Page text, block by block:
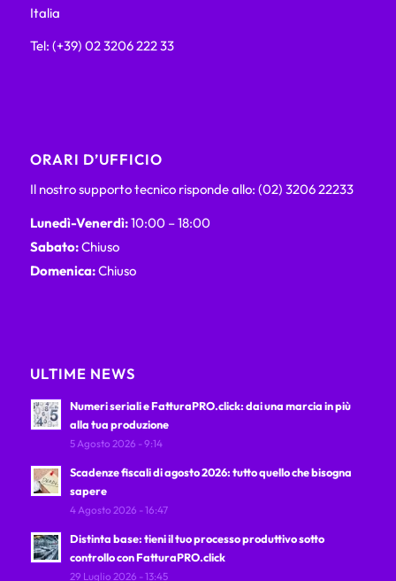
Italia
Tel: (+39) 02 3206 222 33
ORARI D’UFFICIO
Il nostro supporto tecnico risponde allo: (02) 3206 22233
Lunedì-Venerdì:10:00 – 18:00
Sabato:Chiuso
Domenica:Chiuso
ULTIME NEWS
Numeri seriali e FatturaPRO.click: dai una marcia in più
alla tua produzione
5 Agosto 2026 - 9:14
Scadenze fiscali di agosto 2026: tutto quello che bisogna
sapere
4 Agosto 2026 - 16:47
Distinta base: tieni il tuo processo produttivo sotto
controllo con FatturaPRO.click
29 Luglio 2026 - 13:45